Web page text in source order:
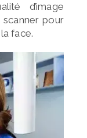
d’image
scannerpour
face.